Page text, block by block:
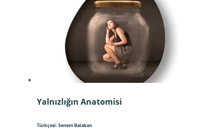
Yalnızlığın Anatomisi
Türkçesi: Senem Balaban